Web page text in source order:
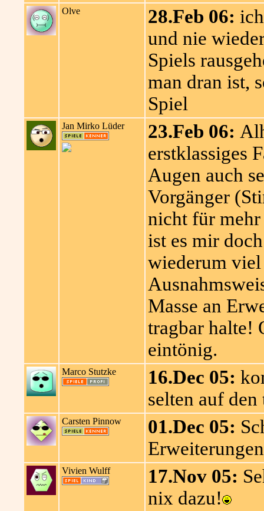
Olve 28.Feb 06:
und nie
Spiels
man dran ist,
Spiel
Jan Mirko Lüder 23.Feb 06:
erstklassiges
Augen auch
Vorgänger
nicht für
ist es mir
wiederum
Masse an
tragbar halte!
eintönig.
Marco Stutzke 16.Dec 05:
selten auf den
Carsten Pinnow 01.Dec 05:
Vivien Wulff 17.Nov 05:
nix dazu!